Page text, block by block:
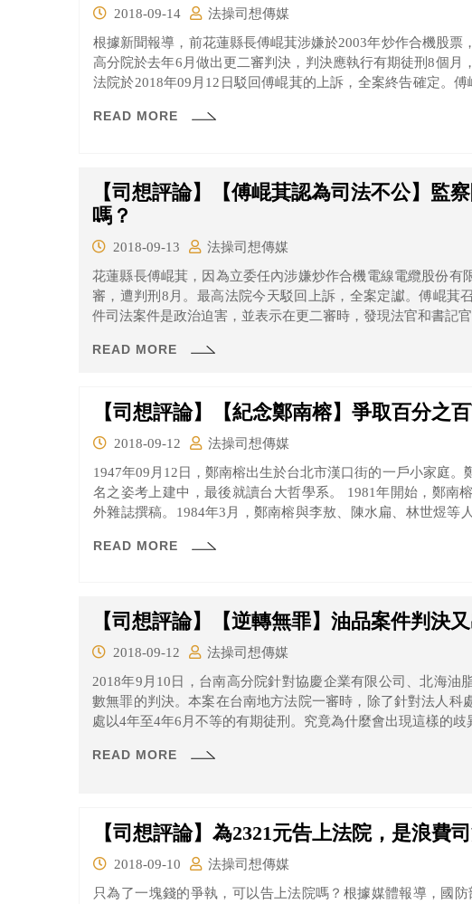
2018-09-14
法操司想傳媒
根據新聞報導，前花蓮縣長傅崐萁涉嫌於2003年炒作合機股票
高分院於去年6月做出更二審判決，判決應執行有期徒刑8個月
法院於2018年09月12日駁回傅崐萁的上訴，全案終告確定。
READ MORE
【司想評論】【傅崐萁認為司法不公】監
嗎？
2018-09-13
法操司想傳媒
花蓮縣長傅崐萁，因為立委任內涉嫌炒作合機電線電纜股份有
審，遭判刑8月。最高法院今天駁回上訴，全案定讞。傅崐萁
件司法案件是政治迫害，並表示在更二審時，發現法官和書記
READ MORE
【司想評論】【紀念鄭南榕】爭取百分之
2018-09-12
法操司想傳媒
1947年09月12日，鄭南榕出生於台北市漢口街的一戶小家庭。
名之姿考上建中，最後就讀台大哲學系。 1981年開始，鄭南榕以自由作家的身份為當時的黨
外雜誌撰稿。1984年3月，鄭南榕與李敖、陳水扁、林世煜等
期，週刊發行期間曾數度遭警方依《臺灣省戒嚴期間新聞紙雜
READ MORE
【司想評論】【逆轉無罪】油品案件判決
2018-09-12
法操司想傳媒
2018年9月10日，台南高分院針對協慶企業有限公司、北海油
數無罪的判決。本案在台南地方法院一審時，除了針對法人科
處以4年至4年6月不等的有期徒刑。究竟為什麼會出現這樣的歧
READ MORE
【司想評論】為2321元告上法院，是浪費
2018-09-10
法操司想傳媒
只為了一塊錢的爭執，可以告上法院嗎？根據媒體報導，國